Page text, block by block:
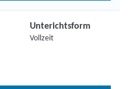
Unterichtsform
Vollzeit